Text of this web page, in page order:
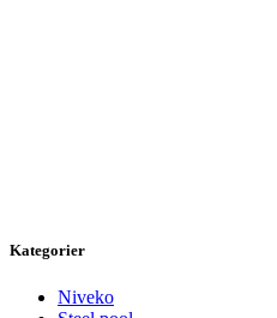
Kategorier
Niveko